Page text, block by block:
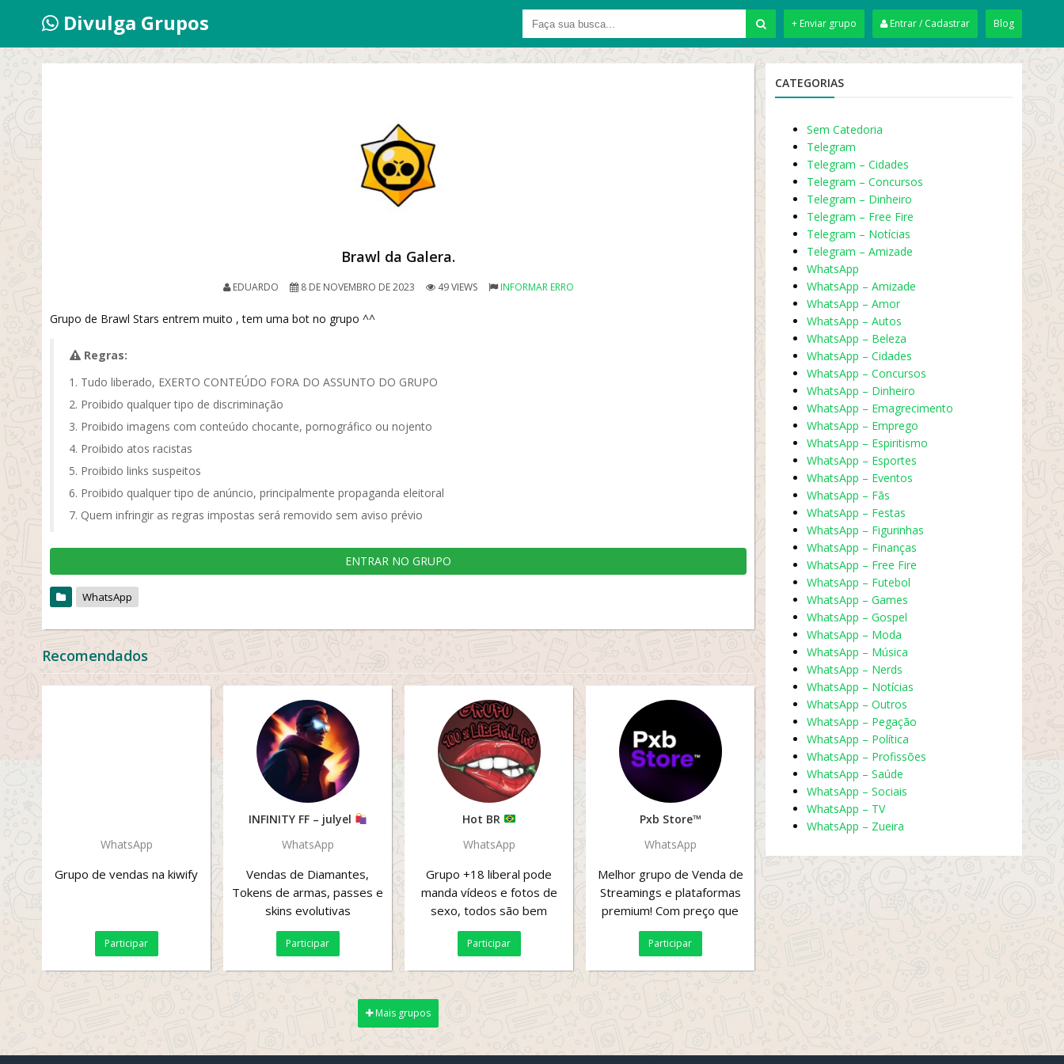
Divulga Grupos Blog
Entrar / Cadastrar
+ Enviar grupo
Brawl da Galera.
EDUARDO 8 DE NOVEMBRO DE 2023 49 VIEWS INFORMAR ERRO
Grupo de Brawl Stars entrem muito , tem uma bot no grupo ^^
Regras:
Tudo liberado, EXERTO CONTEÚDO FORA DO ASSUNTO DO GRUPO
Proibido qualquer tipo de discriminação
Proibido imagens com conteúdo chocante, pornográfico ou nojento
Proibido atos racistas
Proibido links suspeitos
Proibido qualquer tipo de anúncio, principalmente propaganda eleitoral
Quem infringir as regras impostas será removido sem aviso prévio
ENTRAR NO GRUPO
WhatsApp
Recomendados
WhatsApp
Grupo de vendas na kiwify
Participar
INFINITY FF – julyel
WhatsApp
Vendas de Diamantes,
Tokens de armas, passes e
skins evolutivas
Participar
Hot BR
WhatsApp
Grupo +18 liberal pode
manda vídeos e fotos de
sexo, todos são bem
vindos, as meninas podem
posta os conteúdos tbm...
Participar
Pxb Store™
WhatsApp
Melhor grupo de Venda de
Streamings e plataformas
premium! Com preço que
cabe dentro do seu bolso!
Ass: Pxb Store™
Participar
Mais grupos
CATEGORIAS
Sem Catedoria
Telegram
Telegram – Cidades
Telegram – Concursos
Telegram – Dinheiro
Telegram – Free Fire
Telegram – Notícias
Telegram – Amizade
WhatsApp
WhatsApp – Amizade
WhatsApp – Amor
WhatsApp – Autos
WhatsApp – Beleza
WhatsApp – Cidades
WhatsApp – Concursos
WhatsApp – Dinheiro
WhatsApp – Emagrecimento
WhatsApp – Emprego
WhatsApp – Espiritismo
WhatsApp – Esportes
WhatsApp – Eventos
WhatsApp – Fãs
WhatsApp – Festas
WhatsApp – Figurinhas
WhatsApp – Finanças
WhatsApp – Free Fire
WhatsApp – Futebol
WhatsApp – Games
WhatsApp – Gospel
WhatsApp – Moda
WhatsApp – Música
WhatsApp – Nerds
WhatsApp – Notícias
WhatsApp – Outros
WhatsApp – Pegação
WhatsApp – Política
WhatsApp – Profissões
WhatsApp – Saúde
WhatsApp – Sociais
WhatsApp – TV
WhatsApp – Zueira